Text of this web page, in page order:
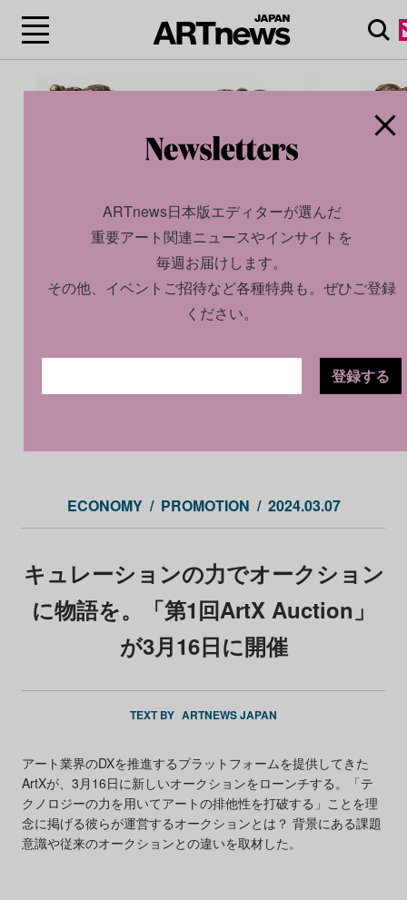
ECONOMY PROMOTION 2024.03.07
キュレーションの力でオークション
に物語を。「第1回ArtX Auction」
が3月16日に開催
TEXT BY ARTNEWS JAPAN
アート業界のDXを推進するプラットフォームを提供してきた
ArtXが、3月16日に新しいオークションをローンチする。「テ
クノロジーの力を用いてアートの排他性を打破する」ことを理
念に掲げる彼らが運営するオークションとは？ 背景にある課題
意識や従来のオークションとの違いを取材した。
ARTnews日本版エディターが選んだ
重要アート関連ニュースやインサイトを
毎週お届けします。
その他、イベントご招待など各種特典も。ぜひご登録
ください。
登録する